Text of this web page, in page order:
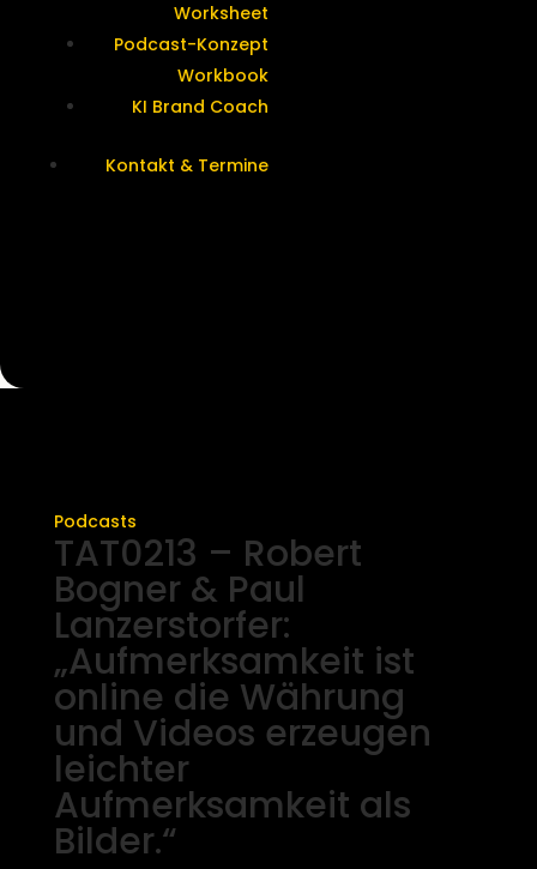
Worksheet
Podcast-Konzept
Workbook
KI Brand Coach
Kontakt & Termine
Podcasts
TAT0213 – Robert
Bogner & Paul
Lanzerstorfer:
„Aufmerksamkeit ist
online die Währung
und Videos erzeugen
leichter
Aufmerksamkeit als
Bilder.“